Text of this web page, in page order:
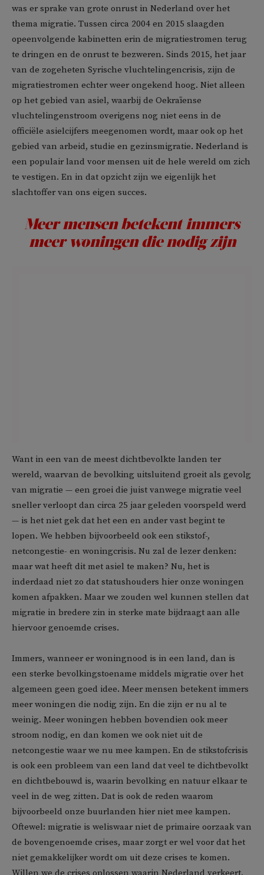
was er sprake van grote onrust in Nederland over het
thema migratie. Tussen circa 2004 en 2015 slaagden
opeenvolgende kabinetten erin de migratiestromen terug
te dringen en de onrust te bezweren. Sinds 2015, het jaar
van de zogeheten Syrische vluchtelingencrisis, zijn de
migratiestromen echter weer ongekend hoog. Niet alleen
op het gebied van asiel, waarbij de Oekraïense
vluchtelingenstroom overigens nog niet eens in de
officiële asielcijfers meegenomen wordt, maar ook op het
gebied van arbeid, studie en gezinsmigratie. Nederland is
een populair land voor mensen uit de hele wereld om zich
te vestigen. En in dat opzicht zijn we eigenlijk het
slachtoffer van ons eigen succes.
Meer mensen betekent immers
meer woningen die nodig zijn
Want in een van de meest dichtbevolkte landen ter
wereld, waarvan de bevolking uitsluitend groeit als gevolg
van migratie — een groei die juist vanwege migratie veel
sneller verloopt dan circa 25 jaar geleden voorspeld werd
— is het niet gek dat het een en ander vast begint te
lopen. We hebben bijvoorbeeld ook een stikstof-,
netcongestie- en woningcrisis. Nu zal de lezer denken:
maar wat heeft dit met asiel te maken? Nu, het is
inderdaad niet zo dat statushouders hier onze woningen
komen afpakken. Maar we zouden wel kunnen stellen dat
migratie in bredere zin in sterke mate bijdraagt aan alle
hiervoor genoemde crises.
Immers, wanneer er woningnood is in een land, dan is
een sterke bevolkingstoename middels migratie over het
algemeen geen goed idee. Meer mensen betekent immers
meer woningen die nodig zijn. En die zijn er nu al te
weinig. Meer woningen hebben bovendien ook meer
stroom nodig, en dan komen we ook niet uit de
netcongestie waar we nu mee kampen. En de stikstofcrisis
is ook een probleem van een land dat veel te dichtbevolkt
en dichtbebouwd is, waarin bevolking en natuur elkaar te
veel in de weg zitten. Dat is ook de reden waarom
bijvoorbeeld onze buurlanden hier niet mee kampen.
Oftewel: migratie is weliswaar niet de primaire oorzaak van
de bovengenoemde crises, maar zorgt er wel voor dat het
niet gemakkelijker wordt om uit deze crises te komen.